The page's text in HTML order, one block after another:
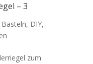
– 3
Basteln, DIY,
zum